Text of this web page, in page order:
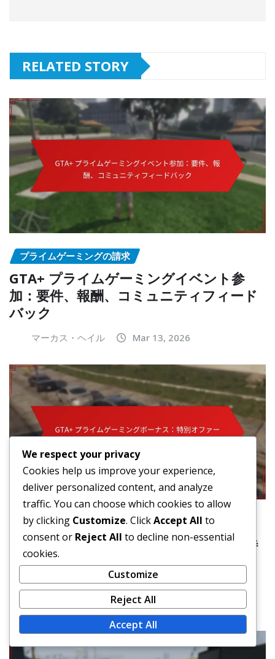
RELATED STORY
プライムゲーミングの請求
GTA+ プライムゲーミングイベント参
加：要件、報酬、コミュニティフィード
バック
マーカス・ヘイル Mar 13, 2026
プライムゲーミングの請求
GTA+ プライムゲーミングボーナス：特
別オファー、期間限定報酬、独占コンテ
ンツ
Mar 11, 2026
We respect your privacy
Cookies help us improve your experience,
deliver personalized content, and analyze
traffic. You can choose which cookies to allow
by clicking Customize. ClickAccept All to
consent or Reject All to decline non-essential
cookies.
Customize
Reject All
Accept All